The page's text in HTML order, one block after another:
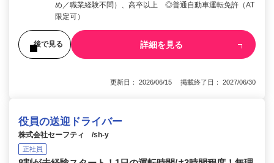
め／職業経験不問）、高卒以上 ◎普通自動車運転免許（AT
限定可）
後で見る 詳細を見る
更新日： 2026/06/15 掲載終了日： 2027/06/30
役員の送迎ドライバー
株式会社セーフティ /sh-y
正社員